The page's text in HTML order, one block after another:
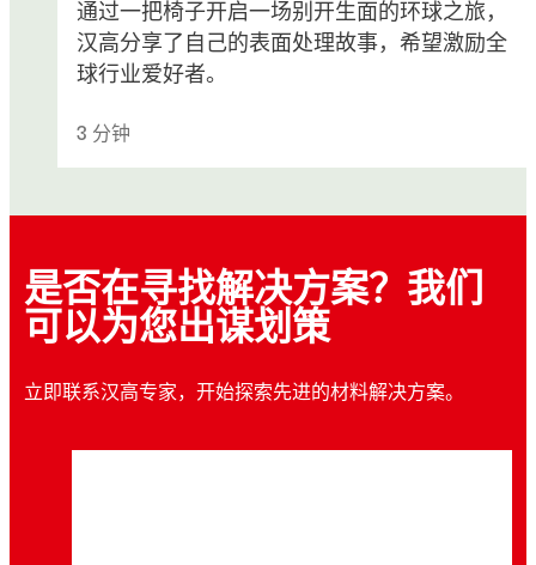
通过一把椅子开启一场别开生面的环球之旅，
汉高分享了自己的表面处理故事，希望激励全
球行业爱好者。
3 分钟
是否在寻找解决方案？我们
可以为您出谋划策
立即联系汉高专家，开始探索先进的材料解决方案。